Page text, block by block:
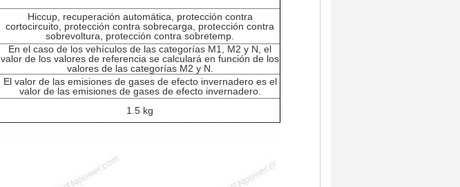
Hiccup, recuperación automática, protección contra
cortocircuito, protección contra sobrecarga, protección contra
sobrevoltura, protección contra sobretemp.
En el caso de los vehículos de las categorías M1, M2 y N, el
valor de los valores de referencia se calculará en función de los
valores de las categorías M2 y N.
El valor de las emisiones de gases de efecto invernadero es el
valor de las emisiones de gases de efecto invernadero.
1.5 kg